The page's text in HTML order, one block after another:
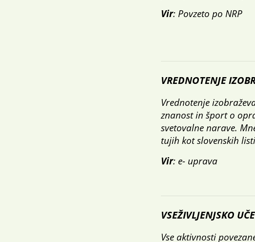
Vir: Povzeto po NRP
VREDNOTENJE
Vrednotenje
znanost in šport o
svetovalne narave.
tujih kot slovenskih
Vir: e- uprava
VSEŽIVLJENJSKO
Vse aktivnosti